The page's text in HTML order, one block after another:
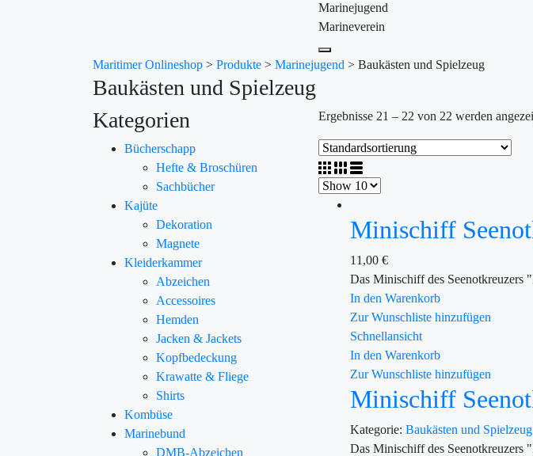
Marinejugend
Marineverein
Maritimer Onlineshop > Produkte > Marinejugend > Baukästen und Spielzeug
Baukästen und Spielzeug
Kategorien
Bücherschapp
Hefte & Broschüren
Sachbücher
Kajüte
Dekoration
Magnete
Kleiderkammer
Abzeichen
Accessoires
Hemden
Jacken & Jackets
Kopfbedeckung
Krawatte & Fliege
Shirts
Kombüse
Marinebund
DMB-Abzeichen
Ergebnisse 21 – 22 von 22 werden
Minischiff
11,00 €
Das Minischiff des Seenotkreuzers
In den Warenkorb
Zur Wunschliste hinzufügen
Schnellansicht
In den Warenkorb
Zur Wunschliste hinzufügen
Minischiff
Kategorie: Baukästen und Spielzeug
Das Minischiff des Seenotkreuzers